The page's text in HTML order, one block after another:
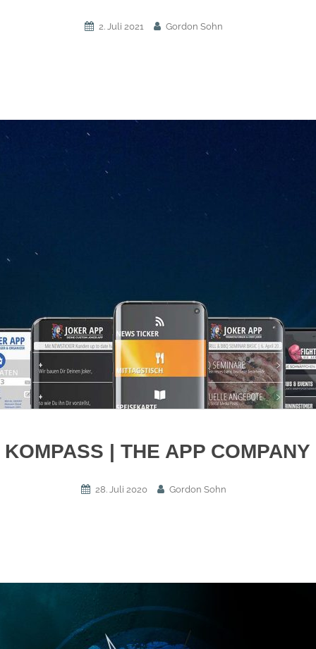
2. Juli 2021 Gordon Sohn
KOMPASS | THE APP COMPANY
28. Juli 2020 Gordon Sohn